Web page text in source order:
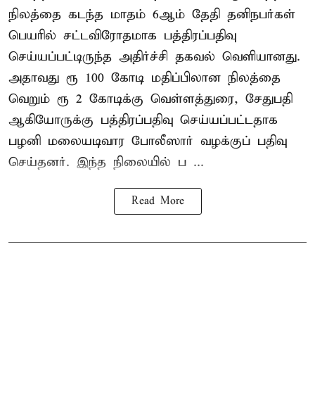
நிலத்தை கடந்த மாதம் 6ஆம் தேதி தனிநபர்கள்
பெயரில் சட்டவிரோதமாக பத்திரப்பதிவு
செய்யப்பட்டிருந்த அதிர்ச்சி தகவல் வெளியானது.
அதாவது ரூ 100 கோடி மதிப்பிலான நிலத்தை
வெறும் ரூ 2 கோடிக்கு வெள்ளத்துரை, சேதுபதி
ஆகியோருக்கு பத்திரப்பதிவு செய்யப்பட்டதாக
பழனி மலையடிவார போலீஸார் வழக்குப் பதிவு
செய்தனர். இந்த நிலையில் ப ...
Read More